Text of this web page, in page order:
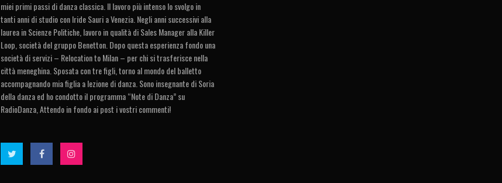
miei primi passi di danza classica. Il lavoro più intenso lo svolgo in
tanti anni di studio con Iride Sauri a Venezia. Negli anni successivi alla
laurea in Scienze Politiche, lavoro in qualità di Sales Manager alla Killer
Loop, società del gruppo Benetton. Dopo questa esperienza fondo una
società di servizi – Relocation to Milan – per chi si trasferisce nella
città meneghina. Sposata con tre figli, torno al mondo del balletto
accompagnando mia figlia a lezione di danza. Sono insegnante di Soria
della danza ed ho condotto il programma “Note di Danza” su
RadioDanza, Attendo in fondo ai post i vostri commenti!